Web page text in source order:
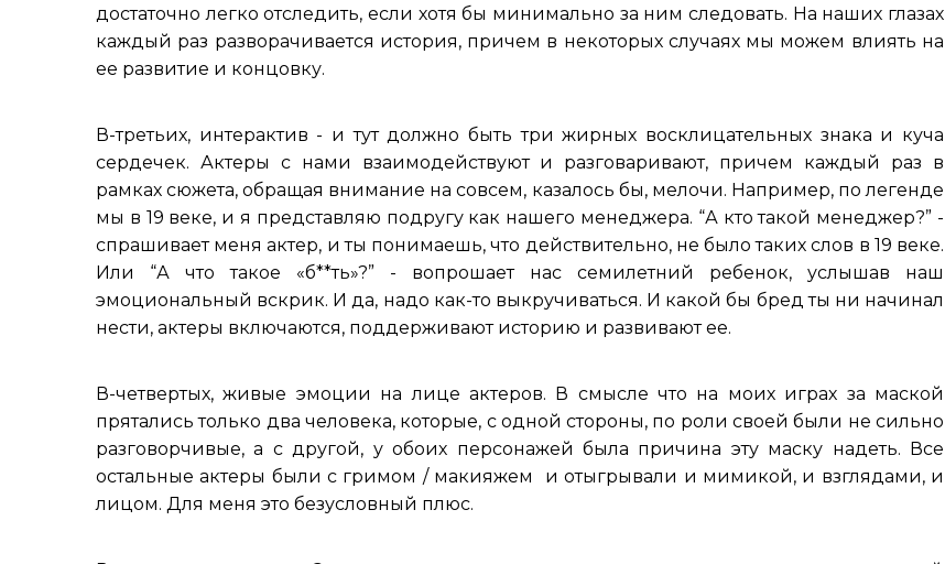
достаточно легко отследить, если хотя бы минимально за ним следовать. На наших глазах
каждый раз разворачивается история, причем в некоторых случаях мы можем влиять на
ее развитие и концовку.
В-третьих, интерактив - и тут должно быть три жирных восклицательных знака и куча
сердечек. Актеры с нами взаимодействуют и разговаривают, причем каждый раз в
рамках сюжета, обращая внимание на совсем, казалось бы, мелочи. Например, по легенде
мы в 19 веке, и я представляю подругу как нашего менеджера. “А кто такой менеджер?” -
спрашивает меня актер, и ты понимаешь, что действительно, не было таких слов в 19 веке.
Или “А что такое «б**ть»?” - вопрошает нас семилетний ребенок, услышав наш
эмоциональный вскрик. И да, надо как-то выкручиваться. И какой бы бред ты ни начинал
нести, актеры включаются, поддерживают историю и развивают ее.
В-четвертых, живые эмоции на лице актеров. В смысле что на моих играх за маской
прятались только два человека, которые, с одной стороны, по роли своей были не сильно
разговорчивые, а с другой, у обоих персонажей была причина эту маску надеть. Все
остальные актеры были с гримом / макияжем и отыгрывали и мимикой, и взглядами, и
лицом. Для меня это безусловный плюс.